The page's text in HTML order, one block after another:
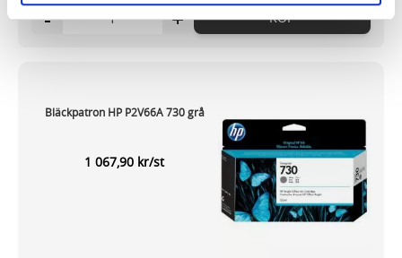
och annonserna till användarna, tillhandahålla funktioner
annons- och analysföretag som vi samarbetar med.
Dessa kan i sin tur kombinera informationen med annan
information som du har tillhandahållit eller som de har
samlat in när du har använt deras tjänster.
- + KÖP
Bläckpatron HP P2V66A 730 grå
1 067,90 kr/st